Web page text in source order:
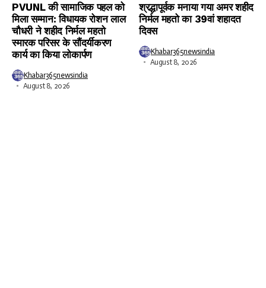
PVUNL की सामाजिक पहल को
मिला सम्मान: विधायक रोशन लाल
चौधरी ने शहीद निर्मल महतो
स्मारक परिसर के सौंदर्यीकरण
कार्य का किया लोकार्पण
Khabar365newsindia
August 8, 2026
श्रद्धापूर्वक मनाया गया अमर शहीद
निर्मल महतो का 39वां शहादत
दिवस
Khabar365newsindia
August 8, 2026